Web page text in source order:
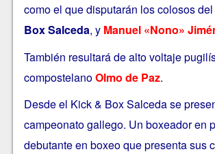
como el que disputarán los colosos
Box Salceda, y Manuel «Nono»
También resultará de alto voltaje
compostelanoOlmo de Paz.
Desde el Kick & Box Salceda se
campeonato gallego. Un boxeadoren
debutante en boxeo que presenta sus